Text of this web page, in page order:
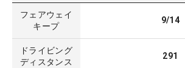
フェアウェイ
キープ
9/14
ドライビング
ディスタンス
291